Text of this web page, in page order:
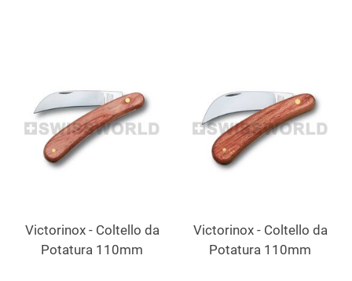
Victorinox - Coltello da
Potatura 110mm
Victorinox - Coltello da
Potatura 110mm